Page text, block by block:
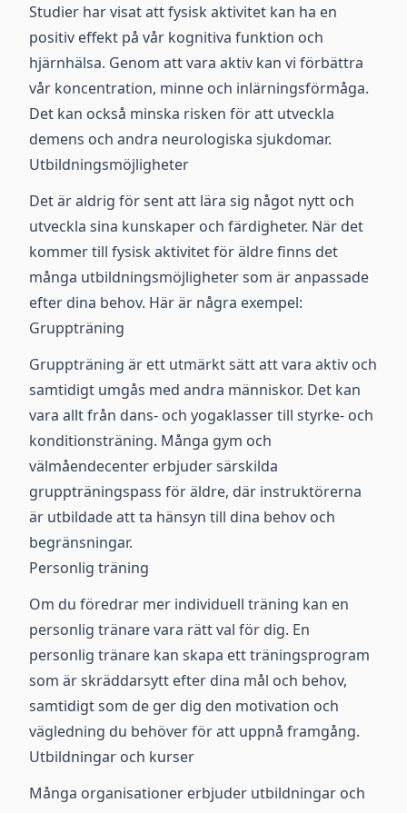
Studier har visat att fysisk aktivitet kan ha en
positiv effekt på vår kognitiva funktion och
hjärnhälsa. Genom att vara aktiv kan vi förbättra
vår koncentration, minne och inlärningsförmåga.
Det kan också minska risken för att utveckla
demens och andra neurologiska sjukdomar.
Utbildningsmöjligheter
Det är aldrig för sent att lära sig något nytt och
utveckla sina kunskaper och färdigheter. När det
kommer till fysisk aktivitet för äldre finns det
många utbildningsmöjligheter som är anpassade
efter dina behov. Här är några exempel:
Gruppträning
Gruppträning är ett utmärkt sätt att vara aktiv och
samtidigt umgås med andra människor. Det kan
vara allt från dans- och yogaklasser till styrke- och
konditionsträning. Många gym och
välmåendecenter erbjuder särskilda
gruppträningspass för äldre, där instruktörerna
är utbildade att ta hänsyn till dina behov och
begränsningar.
Personlig träning
Om du föredrar mer individuell träning kan en
personlig tränare vara rätt val för dig. En
personlig tränare kan skapa ett träningsprogram
som är skräddarsytt efter dina mål och behov,
samtidigt som de ger dig den motivation och
vägledning du behöver för att uppnå framgång.
Utbildningar och kurser
Många organisationer erbjuder utbildningar och